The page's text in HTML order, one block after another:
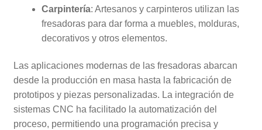
Carpintería: Artesanos y carpinteros utilizan las
fresadoras para dar forma a muebles, molduras,
decorativos y otros elementos.
Las aplicaciones modernas de las fresadoras abarcan
desde la producción en masa hasta la fabricación de
prototipos y piezas personalizadas. La integración de
sistemas CNC ha facilitado la automatización del
proceso, permitiendo una programación precisa y